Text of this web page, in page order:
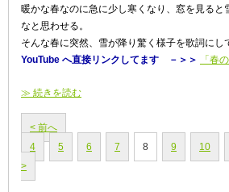
暖かな春なのに急に少し寒くなり、窓を見ると
なと思わせる。
そんな春に突然、雪が降り驚く様子を歌詞にし
YouTube へ直接リンクしてます －＞＞
「春
≫ 続きを読む
< 前へ
4
5 6 7 8 9 10
>